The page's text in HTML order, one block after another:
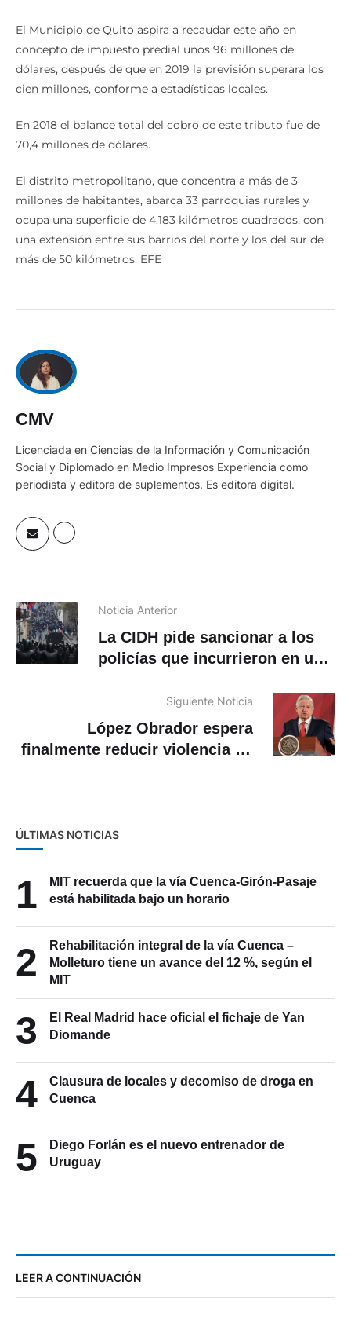
El Municipio de Quito aspira a recaudar este año en
concepto de impuesto predial unos 96 millones de
dólares, después de que en 2019 la previsión superara los
cien millones, conforme a estadísticas locales.
En 2018 el balance total del cobro de este tributo fue de
70,4 millones de dólares.
El distrito metropolitano, que concentra a más de 3
millones de habitantes, abarca 33 parroquias rurales y
ocupa una superficie de 4.183 kilómetros cuadrados, con
una extensión entre sus barrios del norte y los del sur de
más de 50 kilómetros. EFE
CMV
Licenciada en Ciencias de la Información y Comunicación
Social y Diplomado en Medio Impresos Experiencia como
periodista y editora de suplementos. Es editora digital.
Noticia Anterior
La CIDH pide sancionar a los
policías que incurrieron en uso
las protestasSiguiente Noticia
López Obrador espera
finalmente reducir violencia en
ÚLTIMAS NOTICIAS
1
MIT recuerda que la vía Cuenca-Girón-Pasaje
está habilitada bajo un horario
2
Rehabilitación integral de la vía Cuenca –
Molleturo tiene un avance del 12 %, según el
MIT
3
El Real Madrid hace oficial el fichaje de Yan
Diomande
4
Clausura de locales y decomiso de droga en
Cuenca
5
Diego Forlán es el nuevo entrenador de
Uruguay
LEER A CONTINUACIÓN